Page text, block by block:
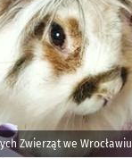
Zwierząt we Wrocławiu